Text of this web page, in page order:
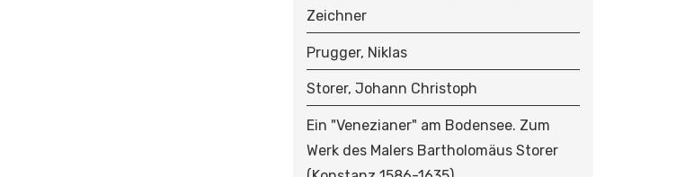
Zeichner
Prugger, Niklas
Storer, Johann Christoph
Ein "Venezianer" am Bodensee. Zum
Werk des Malers Bartholomäus Storer